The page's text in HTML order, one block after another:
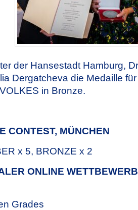
der Hansestadt Hamburg,
Dergatcheva die Medaille
in Bronze.
CONTEST, MÜNCHEN
x 5, BRONZE x 2
ONLINE
Grades